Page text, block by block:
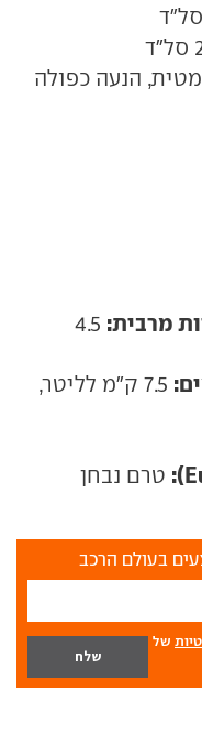
הנעה כפולה
4.5
7.5 ק"מ לליטר,
טרם נבחן
בעולם הרכב
של